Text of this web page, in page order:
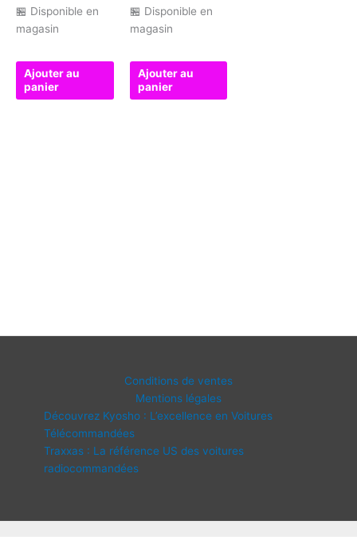
🏪 Disponible en
magasin
Ajouter au
panier
🏪 Disponible en
magasin
Ajouter au
panier
Conditions de ventes
Mentions légales
Découvrez Kyosho : L’excellence en Voitures
Télécommandées
Traxxas : La référence US des voitures
radiocommandées